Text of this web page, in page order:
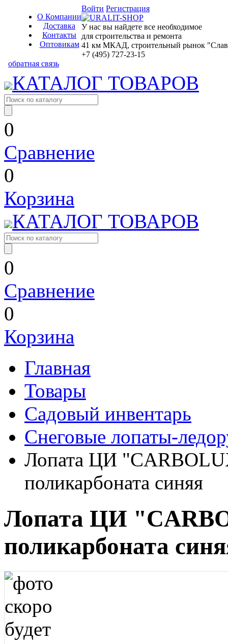
О Компании
Доставка
Контакты
Оптовикам
Войти Регистрация
У нас вы найдете все необходимое
для строительства и ремонта
41 км МКАД, строительный рынок
+7 (495) 727-23-15
обратная связь
КАТАЛОГ ТОВАРОВ
0
Сравнение
0
Корзина
КАТАЛОГ ТОВАРОВ
0
Сравнение
0
Корзина
Главная
Товары
Садовый инвентарь
Снеговые лопаты-
Лопата ЦИ
поликарбоната синяя
Лопата ЦИ
поликарбоната